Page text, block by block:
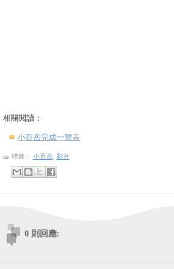
相關閱讀：
小百岳完成一覽表
標籤： 小百岳, 影片
0 則回應: